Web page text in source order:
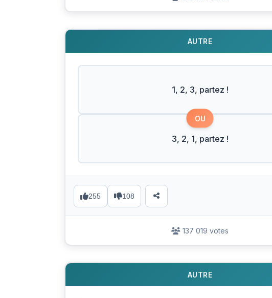
AUTRE
1, 2, 3, partez !
OU
3, 2, 1, partez !
255 108
137 019 votes
AUTRE